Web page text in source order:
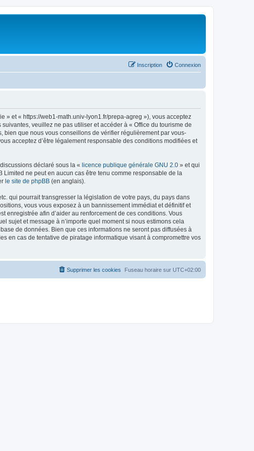
Connexion
Inscription
» et « https://web1-math.univ-lyon1.fr/prepa-agreg »), vous acceptez
veuillez ne pas utiliser et accéder à « Office du tourisme de
bien que nous vous conseillons de vérifier régulièrement par vous-
acceptez d’être légalement responsable des conditions modifiées et
déclaré sous la « licence publique générale GNU 2.0 » et qui
ne peut en aucun cas être tenu comme responsable de la
le site de phpBB (en anglais).
qui pourrait transgresser la législation de votre pays, du pays dans
vous vous exposez à un bannissement immédiat et définitif et
enregistrée afin d’aider au renforcement de ces conditions. Vous
sujet et message à n’importe quel moment si nous estimons cela
de données. Bien que ces informations ne seront pas diffusées à
en cas de tentative de piratage informatique visant à compromettre vos
Fuseau horaire sur UTC+02:00
Supprimer les cookies